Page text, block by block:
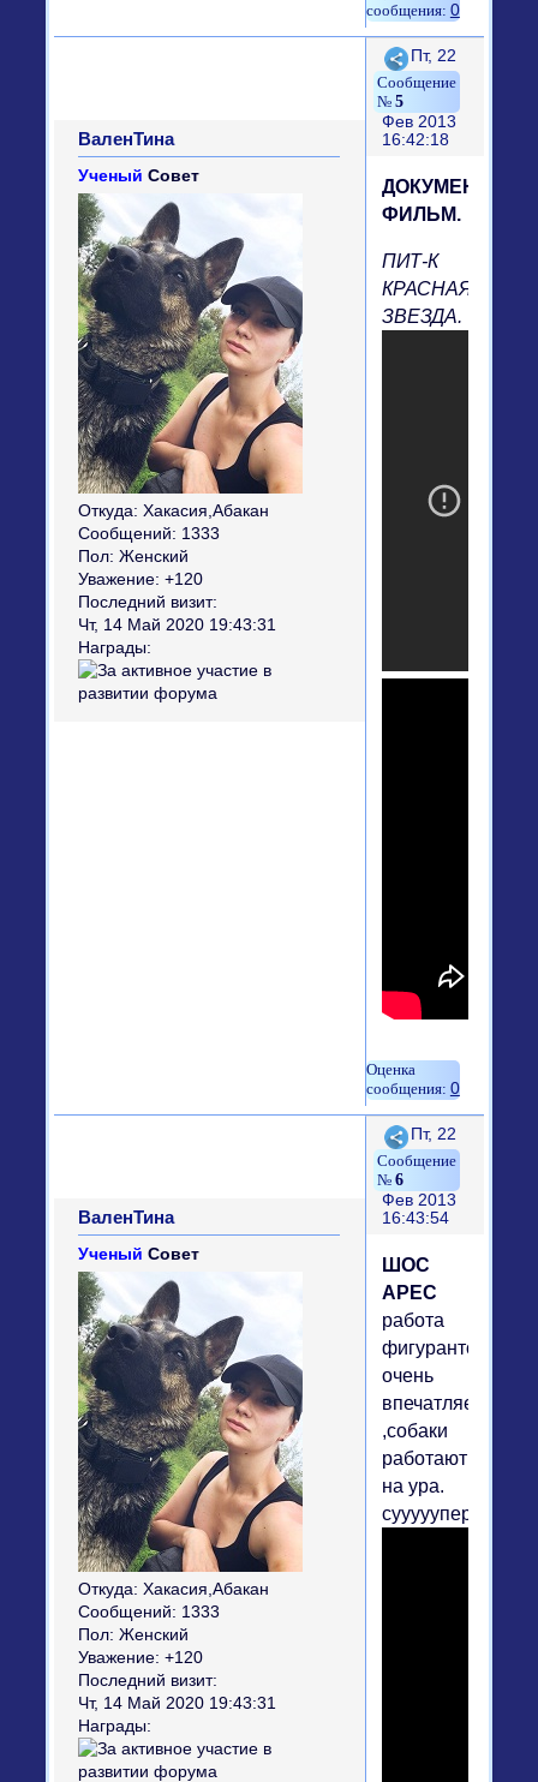
0
Поделиться
5
Пт, 22
Фев 2013
16:42:18
ВаленТина
Ученый Совет
Откуда: Хакасия,Абакан
Сообщений: 1333
Пол: Женский
Уважение: +120
Последний визит:
Чт, 14 Май 2020 19:43:31
Награды:
ФИЛЬМ.
ПИТ-К
КРАСНАЯ
ЗВЕЗДА.
0
Поделиться
6
Пт, 22
Фев 2013
16:43:54
ВаленТина
Ученый Совет
Откуда: Хакасия,Абакан
Сообщений: 1333
Пол: Женский
Уважение: +120
Последний визит:
Чт, 14 Май 2020 19:43:31
Награды:
ШОС
АРЕС
работа
фигурантов
очень
впечатляет
,собаки
работают
на ура.
сууууупер.